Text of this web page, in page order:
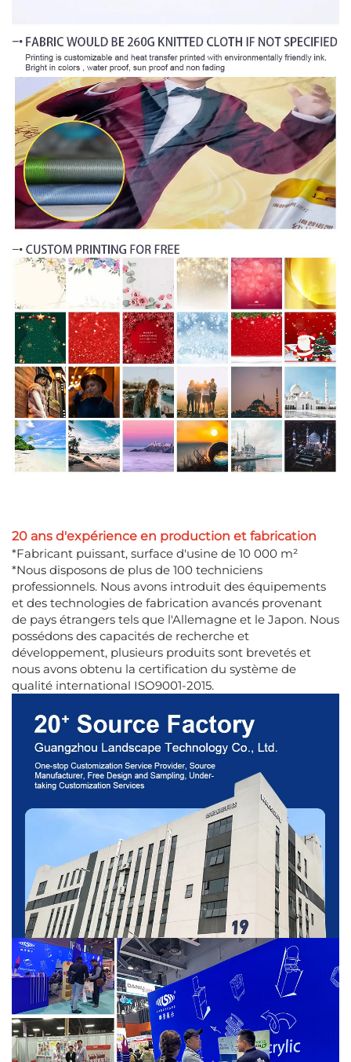
20 ans d'expérience en production et fabrication
*Fabricant puissant, surface d'usine de 10 000 m²
*Nous disposons de plus de 100 techniciens
professionnels. Nous avons introduit des équipements
et des technologies de fabrication avancés provenant
de pays étrangers tels que l'Allemagne et le Japon. Nous
possédons des capacités de recherche et
développement, plusieurs produits sont brevetés et
nous avons obtenu la certification du système de
qualité international ISO9001-2015.